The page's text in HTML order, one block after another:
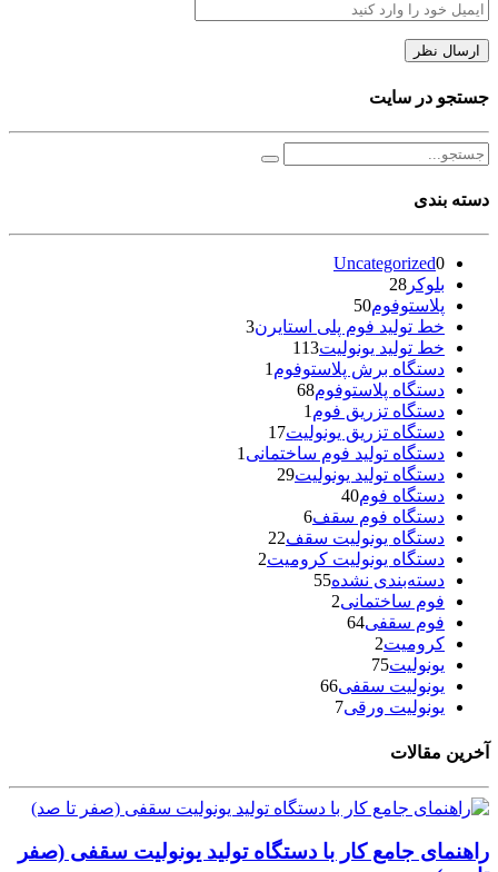
جستجو در سایت
دسته بندی
Uncategorized0
بلوکر 28
پلاستوفوم50
خط تولید فوم پلی استایرن3
خط تولید یونولیت113
دستگاه برش پلاستوفوم1
دستگاه پلاستوفوم68
دستگاه تزریق فوم1
دستگاه تزریق یونولیت17
دستگاه تولید فوم ساختمانی1
دستگاه تولید یونولیت29
دستگاه فوم40
دستگاه فوم سقف6
دستگاه یونولیت سقف22
دستگاه یونولیت کرومیت2
دسته‌بندی نشده55
فوم ساختمانی2
فوم سقفی64
کرومیت2
یونولیت75
یونولیت سقفی66
یونولیت ورقی7
آخرین مقالات
راهنمای جامع کار با دستگاه تولید یونولیت سقفی (صفر